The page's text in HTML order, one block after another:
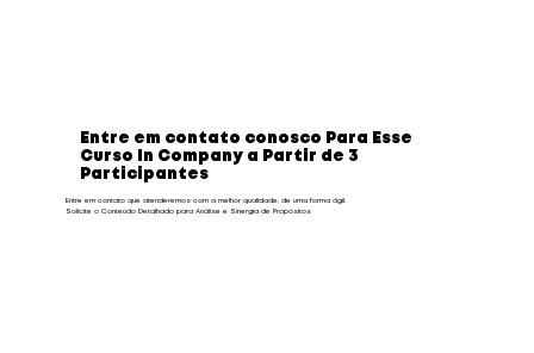
Entre em contato conosco Para Esse
Curso In Company a Partir de 3
Participantes
Entre em contato que atenderemos com a melhor qualidade, de uma forma ágil.
Solicite o Conteúdo Detalhado para Análise e Sinergia de Propósitos